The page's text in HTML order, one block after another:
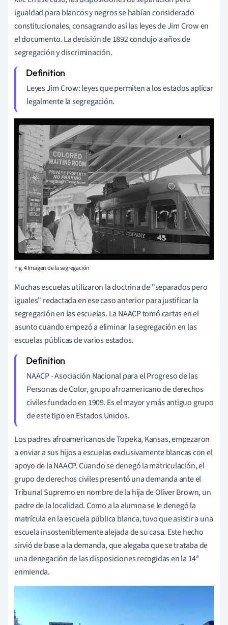
igualdad para blancos y negros se habían considerado
constitucionales, consagrando así las leyes de Jim Crow en
el documento. La decisión de 1892 condujo a años de
segregación y discriminación.
Leyes Jim Crow: leyes que permiten a los estados aplicar
legalmente la segregación.
Fig. 4 Imagen de la segregación
Muchas escuelas utilizaron la doctrina de "separados pero
iguales" redactada en ese caso anterior para justificar la
segregación en las escuelas. La NAACP tomó cartas en el
asunto cuando empezó a eliminar la segregación en las
escuelas públicas de varios estados.
NAACP - Asociación Nacional para el Progreso de las
Personas de Color, grupo afroamericano de derechos
civiles fundado en 1909. Es el mayor y más antiguo grupo
de este tipo en Estados Unidos.
Los padres afroamericanos de Topeka, Kansas, empezaron
a enviar a sus hijos a escuelas exclusivamente blancas con el
apoyo de la NAACP. Cuando se denegó la matriculación, el
grupo de derechos civiles presentó una demanda ante el
Tribunal Supremo en nombre de la hija de Oliver Brown, un
padre de la localidad. Como a la alumna se le denegó la
matrícula en la escuela pública blanca, tuvo que asistir a una
escuela insosteniblemente alejada de su casa. Este hecho
sirvió de base a la demanda, que alegaba que se trataba de
una denegación de las disposiciones recogidas en la 14ª
enmienda.